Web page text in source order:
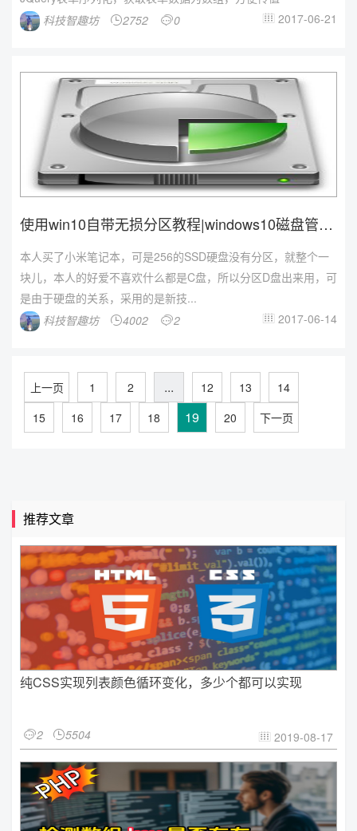
科技智趣坊
2752 0  2017-06-21
使用win10自带无损分区教程|windows10磁盘管理
本人买了小米笔记本，可是256的SSD硬盘没有分区，就整个一
块儿，本人的好爱不喜欢什么都是C盘，所以分区D盘出来用，可
是由于硬盘的关系，采用的是新技...
科技智趣坊
4002 2  2017-06-14
上一页 1 2 ... 12 13
14
15
16 17 18 19 20 下一页
推荐文章
纯CSS实现列表颜色循环变化，多少个都可以实现
2 5504  2019-08-17